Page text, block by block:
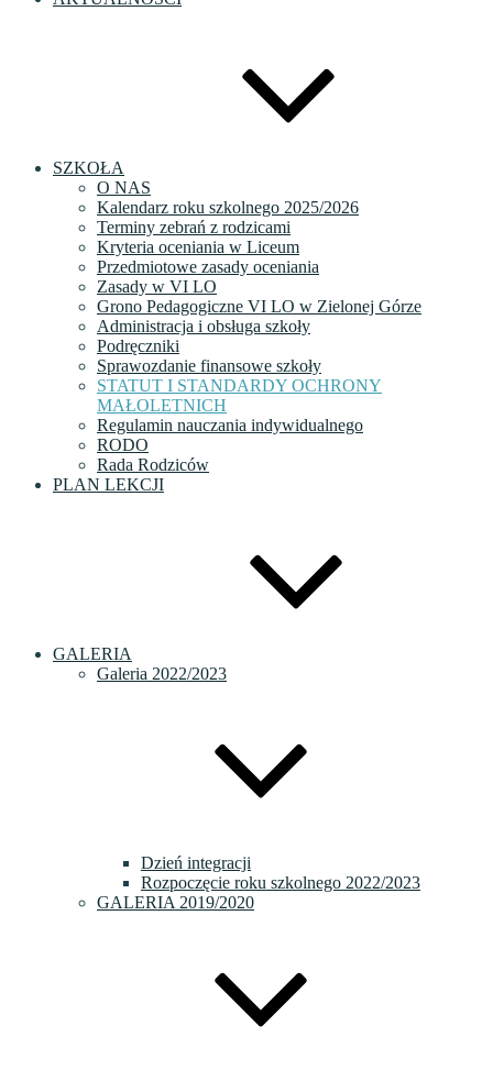
SZKOŁA
O NAS
Kalendarz roku szkolnego 2025/2026
Terminy zebrań z rodzicami
Kryteria oceniania w Liceum
Przedmiotowe zasady oceniania
Zasady w VI LO
Grono Pedagogiczne VI LO w Zielonej Górze
Administracja i obsługa szkoły
Podręczniki
Sprawozdanie finansowe szkoły
STATUT I STANDARDY OCHRONY
MAŁOLETNICH
Regulamin nauczania indywidualnego
RODO
Rada Rodziców
PLAN LEKCJI
GALERIA
Galeria 2022/2023
Dzień integracji
Rozpoczęcie roku szkolnego 2022/2023
GALERIA 2019/2020